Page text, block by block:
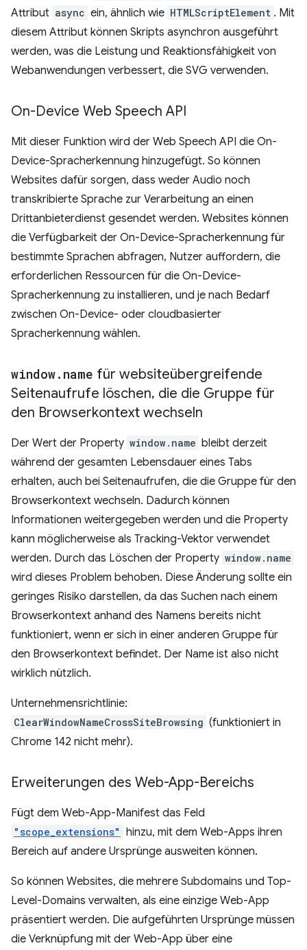
Attribut async ein, ähnlich wie HTMLScriptElement . Mit
diesem Attribut können Skripts asynchron ausgeführt
werden, was die Leistung und Reaktionsfähigkeit von
Webanwendungen verbessert, die SVG verwenden.
On-Device Web Speech API
Mit dieser Funktion wird der Web Speech API die On-
Device-Spracherkennung hinzugefügt. So können
Websites dafür sorgen, dass weder Audio noch
transkribierte Sprache zur Verarbeitung an einen
Drittanbieterdienst gesendet werden. Websites können
die Verfügbarkeit der On-Device-Spracherkennung für
bestimmte Sprachen abfragen, Nutzer auffordern, die
erforderlichen Ressourcen für die On-Device-
Spracherkennung zu installieren, und je nach Bedarf
zwischen On-Device- oder cloudbasierter
Spracherkennung wählen.
window. name für websiteübergreifende
Seitenaufrufe löschen, die die Gruppe für
den Browserkontext wechseln
Der Wert der Property window.name bleibt derzeit
während der gesamten Lebensdauer eines Tabs
erhalten, auch bei Seitenaufrufen, die die Gruppe für den
Browserkontext wechseln. Dadurch können
Informationen weitergegeben werden und die Property
kann möglicherweise als Tracking-Vektor verwendet
werden. Durch das Löschen der Property window.name
wird dieses Problem behoben. Diese Änderung sollte ein
geringes Risiko darstellen, da das Suchen nach einem
Browserkontext anhand des Namens bereits nicht
funktioniert, wenn er sich in einer anderen Gruppe für
den Browserkontext befindet. Der Name ist also nicht
wirklich nützlich.
Unternehmensrichtlinie:
ClearWindowNameCrossSiteBrowsing (funktioniert in
Chrome 142 nicht mehr).
Erweiterungen des Web-App-Bereichs
Fügt dem Web-App-Manifest das Feld
"scope_extensions" hinzu, mit dem Web-Apps ihren
Bereich auf andere Ursprünge ausweiten können.
So können Websites, die mehrere Subdomains und Top-
Level-Domains verwalten, als eine einzige Web-App
präsentiert werden. Die aufgeführten Ursprünge müssen
die Verknüpfung mit der Web-App über eine